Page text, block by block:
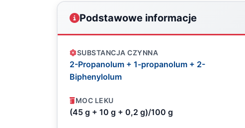
Podstawowe informacje
SUBSTANCJA CZYNNA
2-Propanolum + 1-propanolum + 2-
Biphenylolum
MOC LEKU
(45 g + 10 g + 0,2 g)/100 g